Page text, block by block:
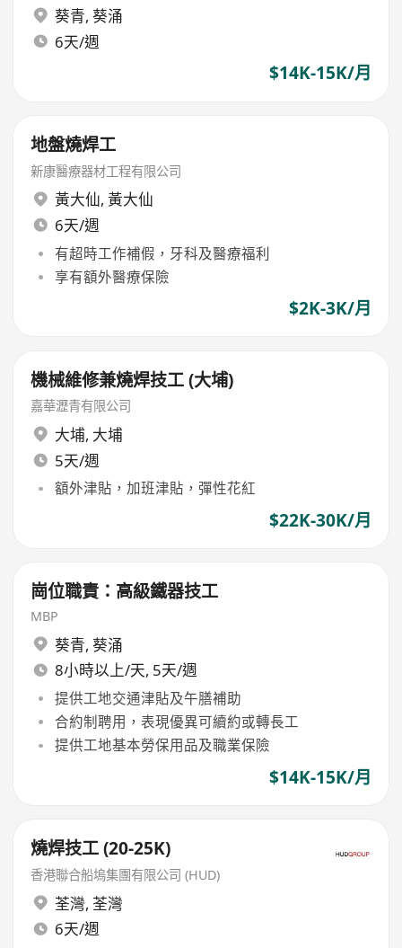
葵青, 葵涌
6天/週
$14K-15K/月
地盤燒焊工
新康醫療器材工程有限公司
黃大仙, 黃大仙
6天/週
有超時工作補假，牙科及醫療福利
享有額外醫療保險
$2K-3K/月
機械維修兼燒焊技工 (大埔)
嘉華瀝青有限公司
大埔, 大埔
5天/週
額外津貼，加班津貼，彈性花紅
$22K-30K/月
崗位職責：高級鐵器技工
MBP
葵青, 葵涌
8小時以上/天, 5天/週
提供工地交通津貼及午膳補助
合約制聘用，表現優異可續約或轉長工
提供工地基本勞保用品及職業保險
$14K-15K/月
燒焊技工 (20-25K)
香港聯合船塢集團有限公司 (HUD)
荃灣, 荃灣
6天/週